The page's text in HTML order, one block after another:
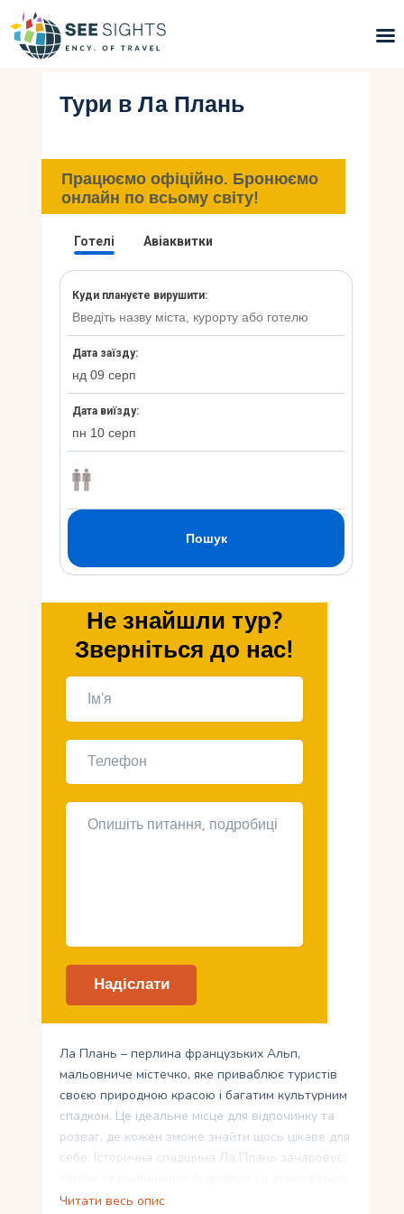
Пошук турів
Типи Турів
Країни
Інфо
Контакти
Тури в Ла Плань
Працюємо офіційно. Бронюємо
онлайн по всьому світу!
Не знайшли тур?
Зверніться до нас!
Ла Плань – перлина французьких Альп,
мальовниче містечко, яке приваблює туристів
своєю природною красою і багатим культурним
спадком. Це ідеальне місце для відпочинку та
розваг, де кожен зможе знайти щось цікаве для
себе. Історична спадщина Ла Плань зачаровує
минулих часів.
Читати весь опис